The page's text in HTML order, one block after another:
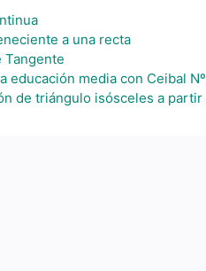
a una recta
Tangente
educación media con Ceibal
de triángulo isósceles a partir